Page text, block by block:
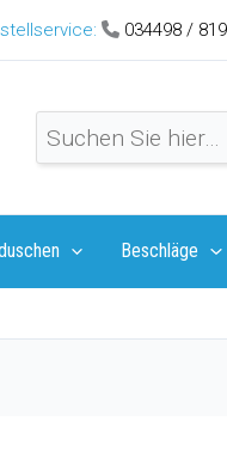
034498 /
w
e
e
Beschläge